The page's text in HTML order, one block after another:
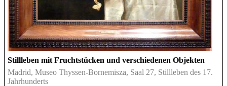
Stillleben mit Fruchtstücken und verschiedenen Objekten
Madrid, Museo Thyssen-Bornemisza, Saal 27, Stillleben des 17.
Jahrhunderts